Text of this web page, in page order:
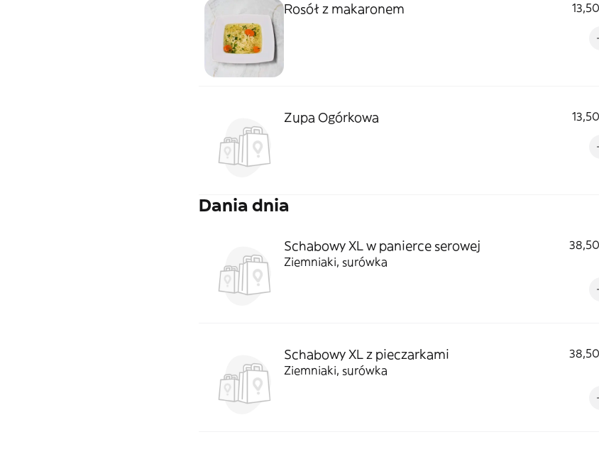
Rosół z makaronem
Zupa Ogórkowa
Dania dnia
Schabowy XL w panierce serowej
Ziemniaki, surówka
Schabowy XL z pieczarkami
Ziemniaki, surówka